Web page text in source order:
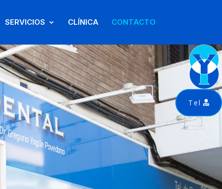
SERVICIOS CLÍNICA CONTACTO
Tel